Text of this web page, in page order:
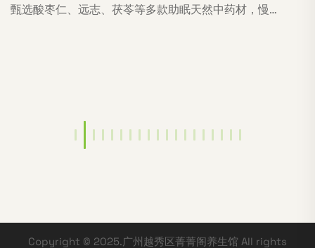
甄选酸枣仁、远志、茯苓等多款助眠天然中药材，慢…
Copyright © 2025.广州越秀区菁菁阁养生馆 All rights